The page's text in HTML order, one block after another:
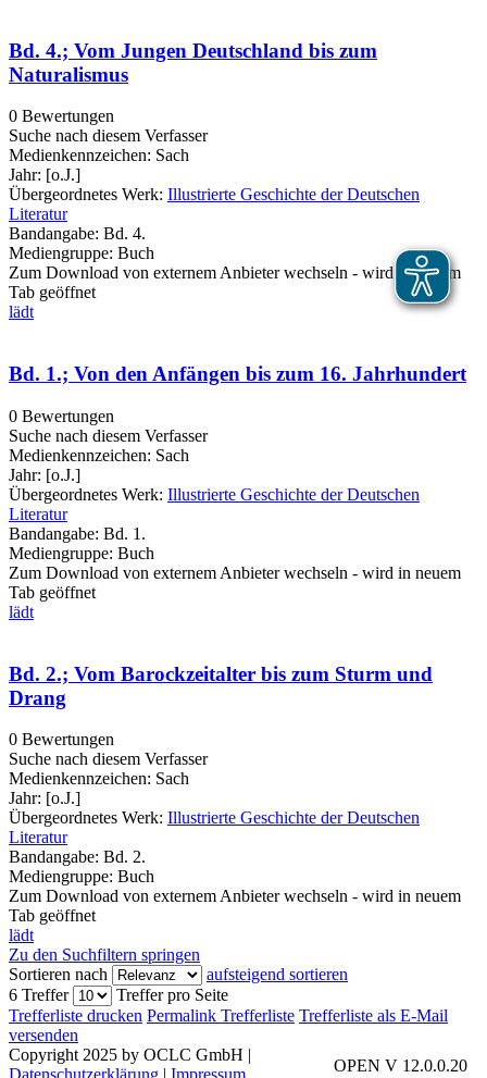
Bd. 4.; Vom Jungen Deutschland bis zum
Naturalismus
0 Bewertungen
Suche nach diesem Verfasser
Medienkennzeichen: Sach
Jahr: [o.J.]
Übergeordnetes Werk: Illustrierte Geschichte der Deutschen
Literatur
Bandangabe: Bd. 4.
Mediengruppe: Buch
Zum Download von externem Anbieter wechseln - wird in neuem
Tab geöffnet
lädt
Bd. 1.; Von den Anfängen bis zum 16. Jahrhundert
0 Bewertungen
Suche nach diesem Verfasser
Medienkennzeichen: Sach
Jahr: [o.J.]
Übergeordnetes Werk: Illustrierte Geschichte der Deutschen
Literatur
Bandangabe: Bd. 1.
Mediengruppe: Buch
Zum Download von externem Anbieter wechseln - wird in neuem
Tab geöffnet
lädt
Bd. 2.; Vom Barockzeitalter bis zum Sturm und
Drang
0 Bewertungen
Suche nach diesem Verfasser
Medienkennzeichen: Sach
Jahr: [o.J.]
Übergeordnetes Werk: Illustrierte Geschichte der Deutschen
Literatur
Bandangabe: Bd. 2.
Mediengruppe: Buch
Zum Download von externem Anbieter wechseln - wird in neuem
Tab geöffnet
lädt
Zu den Suchfiltern springen
Sortieren nach
aufsteigend sortieren
6 Treffer
Treffer pro Seite
Trefferliste drucken Permalink Trefferliste Trefferliste als E-Mail
versenden
OPEN V 12.0.0.20
Copyright 2025 by OCLC GmbH |